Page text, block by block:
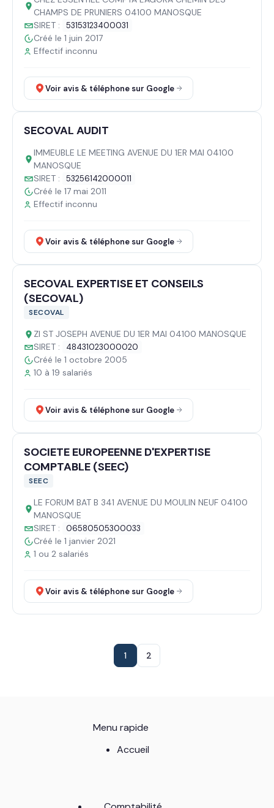
CHAMPS DE PRUNIERS 04100 MANOSQUE
SIRET :
53153123400031
Créé le 1 juin 2017
Effectif inconnu
Voir avis & téléphone sur Google
SECOVAL AUDIT
IMMEUBLE LE MEETING AVENUE DU 1ER MAI 04100
MANOSQUE
SIRET :
53256142000011
Créé le 17 mai 2011
Effectif inconnu
Voir avis & téléphone sur Google
SECOVAL EXPERTISE ET CONSEILS
(SECOVAL)
SECOVAL
ZI ST JOSEPH AVENUE DU 1ER MAI 04100 MANOSQUE
SIRET :
48431023000020
Créé le 1 octobre 2005
10 à 19 salariés
Voir avis & téléphone sur Google
SOCIETE EUROPEENNE D'EXPERTISE
COMPTABLE (SEEC)
SEEC
LE FORUM BAT B 341 AVENUE DU MOULIN NEUF 04100
MANOSQUE
SIRET :
06580505300033
Créé le 1 janvier 2021
1 ou 2 salariés
Voir avis & téléphone sur Google
1 2
Menu rapide
Accueil